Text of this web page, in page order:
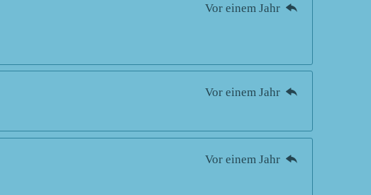
Vor einem Jahr
Vor einem Jahr
Vor einem Jahr